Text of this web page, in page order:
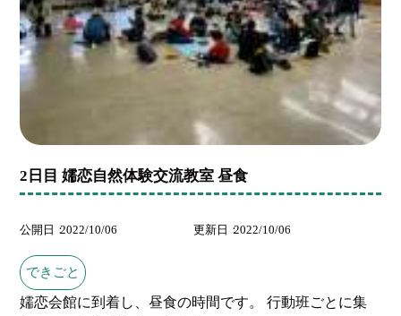
2日目 嬬恋自然体験交流教室 昼食
公開日 2022/10/06 更新日 2022/10/06
できごと
嬬恋会館に到着し、昼食の時間です。 行動班ごとに集